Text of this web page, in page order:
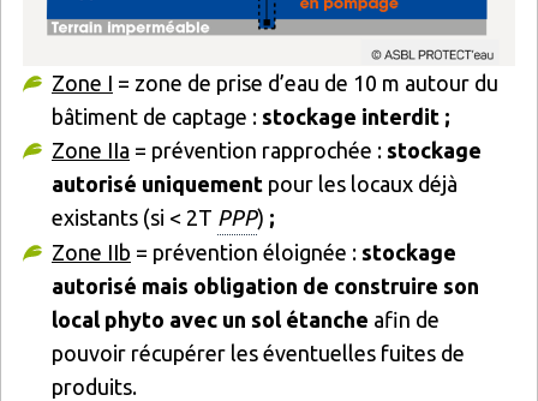
Zone I = zone de prise d’eau de 10 m autour du
bâtiment de captage : stockage interdit ;
Zone IIa = prévention rapprochée : stockage
autorisé uniquement pour les locaux déjà
existants (si < 2T PPP) ;
Zone IIb = prévention éloignée : stockage
autorisé mais obligation de construire son
local phyto avec un sol étanche afin de
pouvoir récupérer les éventuelles fuites de
produits.